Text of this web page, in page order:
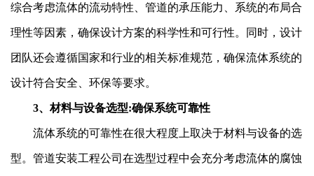
综合考虑流体的流动特性、管道的承压能力、系统的布局合
理性等因素，确保设计方案的科学性和可行性。同时，设计
团队还会遵循国家和行业的相关标准规范，确保流体系统的
设计符合安全、环保等要求。
3、材料与设备选型:确保系统可靠性
流体系统的可靠性在很大程度上取决于材料与设备的选
型。管道安装工程公司在选型过程中会充分考虑流体的腐蚀